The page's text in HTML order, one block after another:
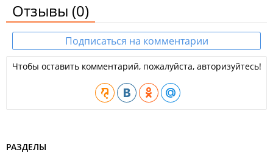
Отзывы (0)
Подписаться на комментарии
Чтобы оставить комментарий, пожалуйста, авторизуйтесь!
РАЗДЕЛЫ